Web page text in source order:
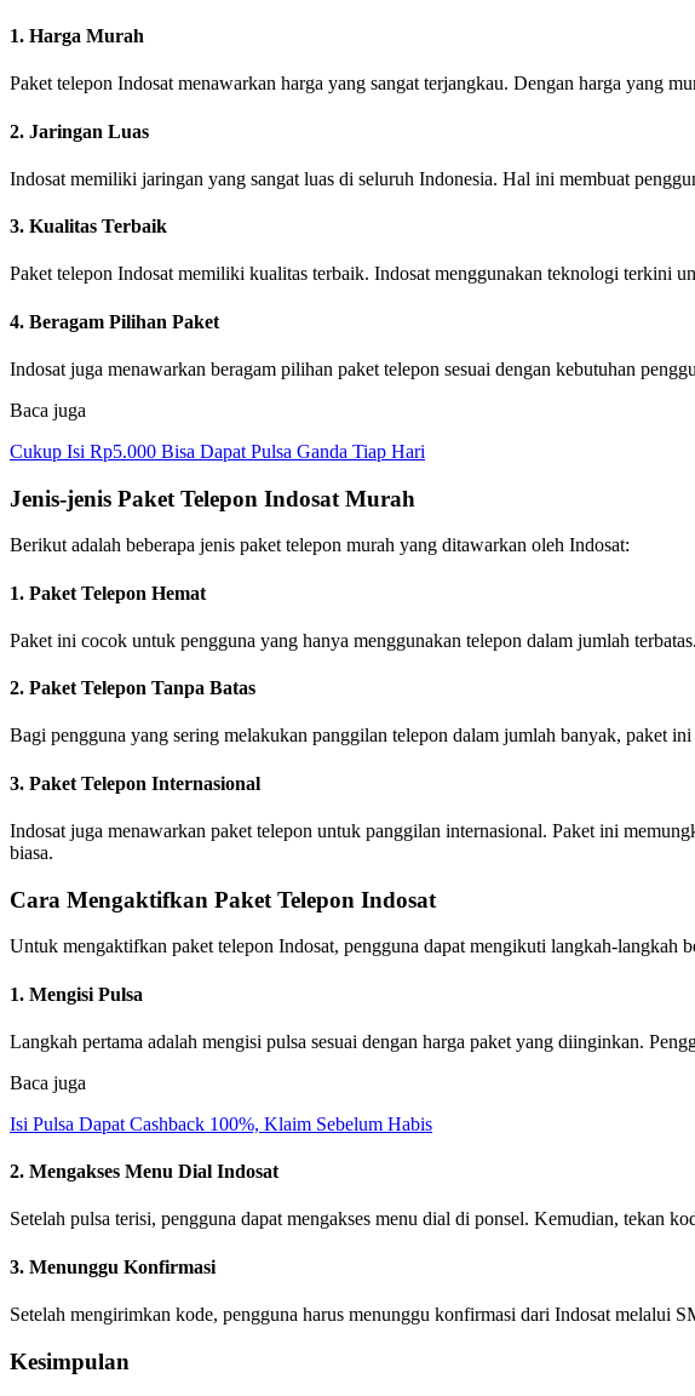
1. Harga Murah
Paket telepon Indosat menawarkan harga yang sangat terjangkau. Dengan harga yang
2. Jaringan Luas
Indosat memiliki jaringan yang sangat luas di seluruh Indonesia. Hal ini membuat
3. Kualitas Terbaik
Paket telepon Indosat memiliki kualitas terbaik. Indosat menggunakan teknologi terkini
4. Beragam Pilihan Paket
Indosat juga menawarkan beragam pilihan paket telepon sesuai dengan kebutuhan
Baca juga
Cukup Isi Rp5.000 Bisa Dapat Pulsa Ganda Tiap Hari
Jenis-jenis Paket Telepon Indosat Murah
Berikut adalah beberapa jenis paket telepon murah yang ditawarkan oleh Indosat:
1. Paket Telepon Hemat
Paket ini cocok untuk pengguna yang hanya menggunakan telepon dalam jumlah
2. Paket Telepon Tanpa Batas
Bagi pengguna yang sering melakukan panggilan telepon dalam jumlah banyak, paket
3. Paket Telepon Internasional
Indosat juga menawarkan paket telepon untuk panggilan internasional. Paket ini
biasa.
Cara Mengaktifkan Paket Telepon Indosat
Untuk mengaktifkan paket telepon Indosat, pengguna dapat mengikuti langkah-langkah
1. Mengisi Pulsa
Langkah pertama adalah mengisi pulsa sesuai dengan harga paket yang diinginkan.
Baca juga
Isi Pulsa Dapat Cashback 100%, Klaim Sebelum Habis
2. Mengakses Menu Dial Indosat
Setelah pulsa terisi, pengguna dapat mengakses menu dial di ponsel. Kemudian, tekan
3. Menunggu Konfirmasi
Setelah mengirimkan kode, pengguna harus menunggu konfirmasi dari Indosat melalui
Kesimpulan